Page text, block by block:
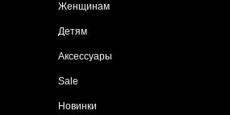
Женщинам
Детям
Аксессуары
Sale
Новинки